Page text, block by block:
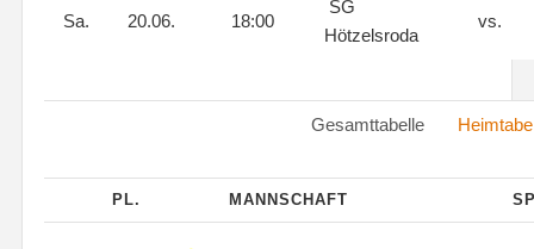
Sa. 20.06. 18:00
SG
Hötzelsroda
vs.
Gesamttabelle
PL. MANNSCHAFT